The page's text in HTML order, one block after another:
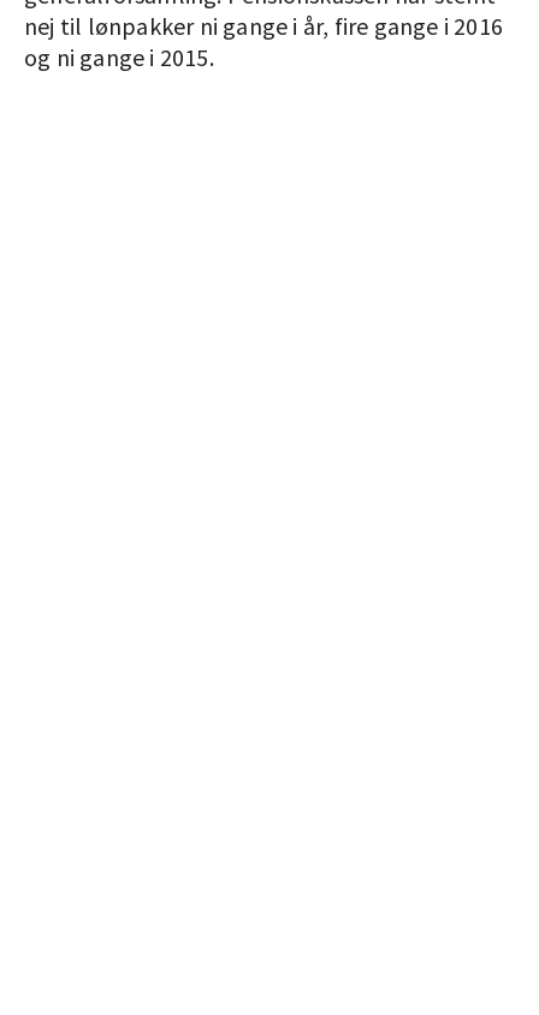
nej til lønpakker ni gange i år, fire gange i 2016
og ni gange i 2015.